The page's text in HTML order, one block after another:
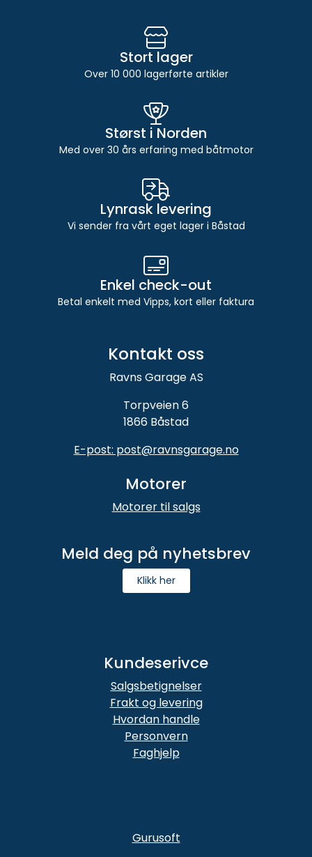
Stort lager
Over 10 000 lagerførte artikler
Størst i Norden
Med over 30 års erfaring med båtmotor
Lynrask levering
Vi sender fra vårt eget lager i Båstad
Enkel check-out
Betal enkelt med Vipps, kort eller faktura
Kontakt oss
Ravns Garage AS
Torpveien 6
1866 Båstad
E-post: post@ravnsgarage.no
Motorer
Motorer til salgs
Meld deg på nyhetsbrev
Klikk her
Kundeserivce
Salgsbetignelser
Frakt og levering
Hvordan handle
Personvern
Faghjelp
Gurusoft